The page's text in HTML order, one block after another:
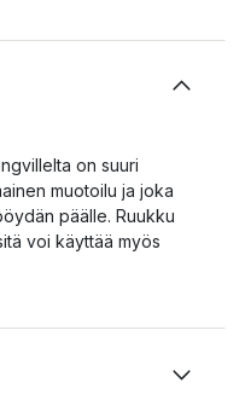
on suuri
muotoilu ja joka
päälle. Ruukku
voi käyttää myös